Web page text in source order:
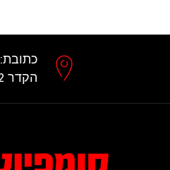
כתובת:
הקדר 42, נתניה